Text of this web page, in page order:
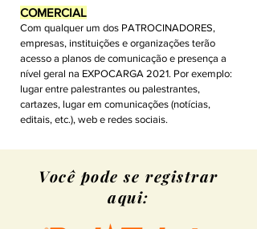
COMERCIAL
Com qualquer um dos PATROCINADORES,
empresas, instituições e organizações terão
acesso a planos de comunicação e presença a
nível geral na EXPOCARGA 2021. Por exemplo:
lugar entre palestrantes ou palestrantes,
cartazes, lugar em comunicações (notícias,
editais, etc.), web e redes sociais.
Você pode se registrar
aqui: